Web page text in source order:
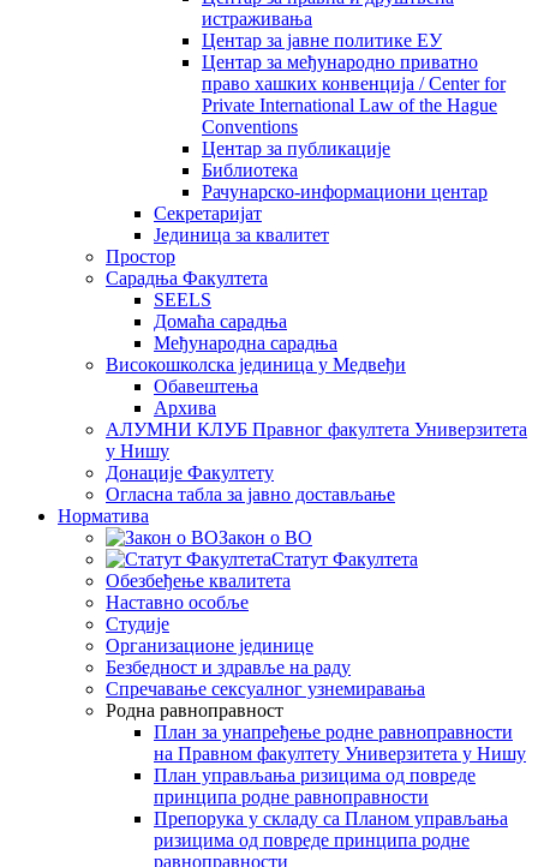
истраживања
Центар за јавне политике ЕУ
Центар за међународно приватно
право хашких конвенција / Center for
Private International Law of the Hague
Conventions
Центар за публикације
Библиотека
Рачунарско-информациони центар
Секретаријат
Јединица за квалитет
Простор
Сарадња Факултета
SEELS
Домаћа сарадња
Међународна сарадња
Високошколска јединица у Медвеђи
Обавештења
Архива
АЛУМНИ КЛУБ Правног факултета Универзитета
у Нишу
Донације Факултету
Огласна табла за јавно достављање
Норматива
Закон о ВО
Статут Факултета
Обезбеђење квалитета
Наставно особље
Студије
Организационе јединице
Безбедност и здравље на раду
Спречавање сексуалног узнемиравања
Родна равноправност
План за унапређење родне равноправности
на Правном факултету Универзитета у Нишу
План управљања ризицима од повреде
принципа родне равноправности
Препорука у складу са Планом управљања
ризицима од повреде принципа родне
равноправности